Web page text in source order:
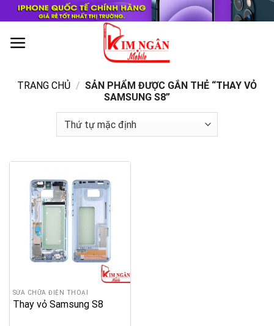
Skip
to
content
TRANG CHỦ / SẢN PHẨM ĐƯỢC GẮN THẺ “THAY VỎ
SAMSUNG S8”
SỬA CHỮA ĐIỆN THOẠI
Thay vỏ Samsung S8